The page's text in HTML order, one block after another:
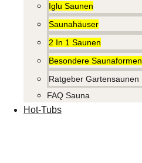
Iglu Saunen
Saunahäuser
2 In 1 Saunen
Besondere Saunaformen
Ratgeber Gartensaunen
FAQ Sauna
Hot-Tubs